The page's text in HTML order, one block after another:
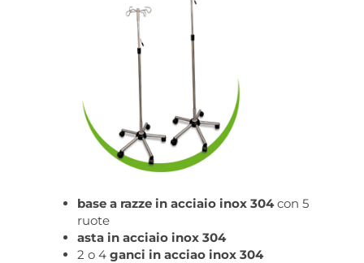
base a razze in acciaio inox 304con 5
ruote
asta in acciaio inox 304
2 o 4 ganci in acciao inox 304